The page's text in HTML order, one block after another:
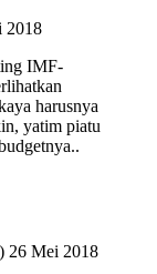
2018
IMF-
harusnya
yatim piatu
26 Mei 2018